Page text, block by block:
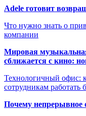
Adele готовит
Что нужно знать о
компании
Мировая
сближается с кино:
Технологичный офис:
сотрудникам работать
Почему непрерывное